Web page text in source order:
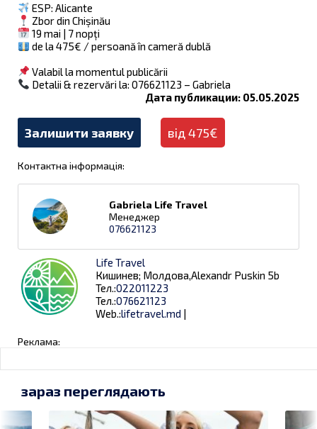
ESP: Alicante
Zbor din Chișinău
19 mai | 7 nopți
de la 475€ / persoană în cameră dublă
Valabil la momentul publicării
Detalii & rezervări la: 076621123 – Gabriela
Дата публикации: 05.05.2025
Залишити заявку від 475€
Контактна інформація:
Gabriela Life Travel
Менеджер
076621123
Life Travel
Кишинев; Молдова,Alexandr Puskin 5b
Тел.:022011223
Тел.:076621123
Web.:lifetravel.md |
Реклама:
зараз переглядають